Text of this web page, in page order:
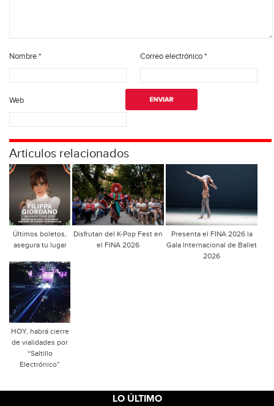
Nombre* Correo electrónico*
Web
Articulos relacionados
Últimos boletos,
asegura tu lugar
Disfrutan del K-Pop Fest en
el FINA 2026
Presenta el FINA 2026 la
Gala Internacional de Ballet
2026
HOY, habrá cierre
de vialidades por
“Saltillo
Electrónico”
LO ÚLTIMO